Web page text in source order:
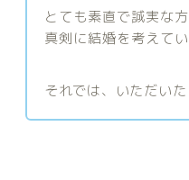
とても素直で誠実な方
真剣に結婚を考えて
それでは、いただい